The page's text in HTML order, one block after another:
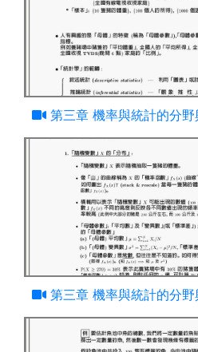
第三章 機率與統計的分野
係-(一)
第三章 機率與統計的分野
係-(二)